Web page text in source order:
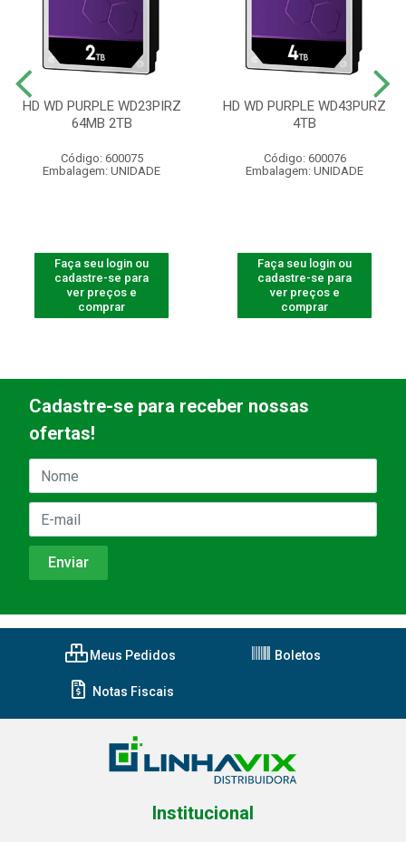
HD WD PURPLE WD23PIRZ
64MB 2TB
Código: 600075
Embalagem: UNIDADE
Faça seu login ou
cadastre-se para
ver preços e
comprar
HD WD PURPLE WD43PURZ
4TB
Código: 600076
Embalagem: UNIDADE
Faça seu login ou
cadastre-se para
ver preços e
comprar
Cadastre-se para receber nossas
ofertas!
Meus Pedidos Boletos
Notas Fiscais
Institucional